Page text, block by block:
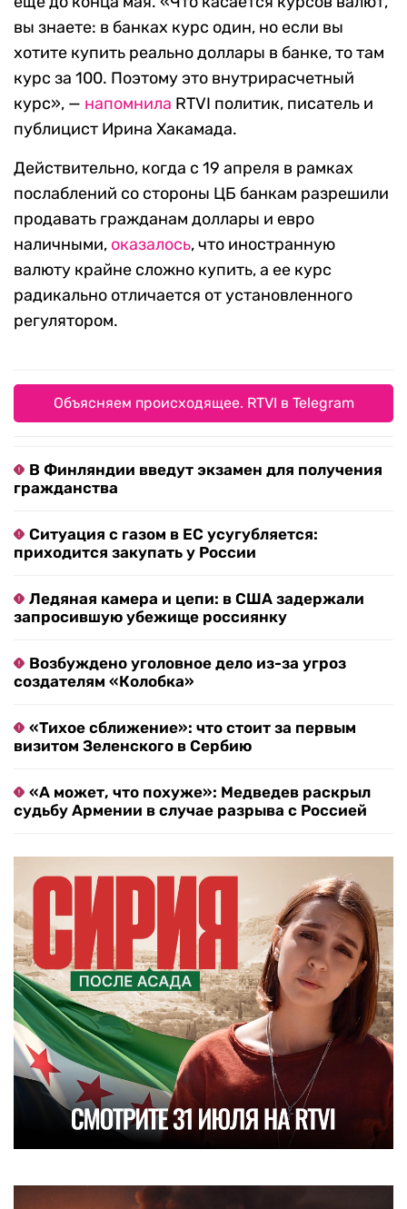
вы знаете: в банках курс один, но если вы
хотите купить реально доллары в банке, то там
курс за 100. Поэтому это внутрирасчетный
курс», — напомнила RTVI политик, писатель и
публицист Ирина Хакамада.
Действительно, когда с 19 апреля в рамках
послаблений со стороны ЦБ банкам разрешили
продавать гражданам доллары и евро
наличными, оказалось, что иностранную
валюту крайне сложно купить, а ее курс
радикально отличается от установленного
регулятором.
Объясняем происходящее. RTVI в Telegram
В Финляндии введут экзамен для получения
гражданства
Ситуация с газом в ЕС усугубляется:
приходится закупать у России
Ледяная камера и цепи: в США задержали
запросившую убежище россиянку
Возбуждено уголовное дело из-за угроз
создателям «Колобка»
«Тихое сближение»: что стоит за первым
визитом Зеленского в Сербию
«А может, что похуже»: Медведев раскрыл
судьбу Армении в случае разрыва с Россией